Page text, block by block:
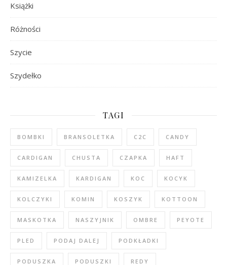
Książki
Różności
Szycie
Szydełko
TAGI
BOMBKI BRANSOLETKA C2C CANDY
CARDIGAN CHUSTA CZAPKA HAFT
KAMIZELKA KARDIGAN KOC KOCYK
KOLCZYKI KOMIN KOSZYK KOTTOON
MASKOTKA NASZYJNIK OMBRE PEYOTE
PLED PODAJ DALEJ PODKŁADKI
PODUSZKA PODUSZKI REDY